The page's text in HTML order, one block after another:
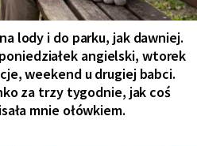
lody i do parku, jak dawniej.
angielski, wtorek
weekend u drugiej babci.
za trzy tygodnie, jak coś
mnie ołówkiem.